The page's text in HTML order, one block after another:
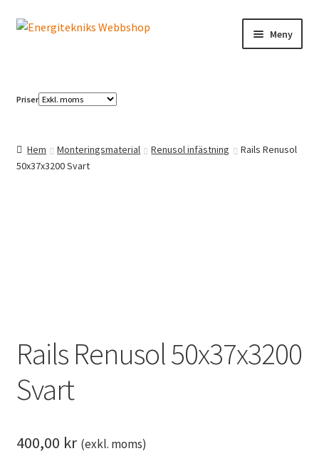
Hoppa
Hoppa
Meny
Solcellspaneler
Växelriktare
Priser
Hem Monteringsmaterial Renusol infästning
Rails Renusol
50x37x3200 Svart
Rails Renusol 50x37x3200
Svart
400,00 kr (exkl. moms)